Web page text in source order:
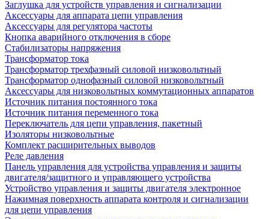
Заглушка для устройств управления и сигнализации
Аксессуары для аппарата цепи управления
Аксессуары для регулятора частоты
Кнопка аварийного отключения в сборе
Стабилизаторы напряжения
Трансформатор тока
Трансформатор трехфазный силовой низковольтный
Трансформатор однофазный силовой низковольтный
Аксессуары для низковольтных коммутационных аппаратов
Источник питания постоянного тока
Источник питания переменного тока
Переключатель для цепи управления, пакетный
Изоляторы низковольтные
Комплект расширительных выводов
Реле давления
Панель управления для устройства управления и защиты
двигателя/защитного и управляющего устройства
Устройство управления и защиты двигателя электронное
Нажимная поверхность аппарата контроля и сигнализации
для цепи управления